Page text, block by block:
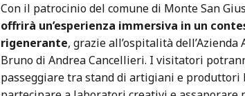
Con il patrocinio del comune di Monte San
offrirà un’esperienza immersiva in un
rigenerante, grazie all’ospitalità dell’Azienda
Bruno di Andrea Cancellieri. I visitatori
passeggiare tra stand di artigiani e produttori